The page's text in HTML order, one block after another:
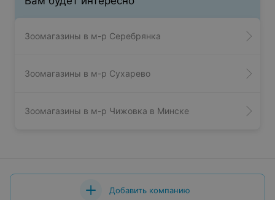
Зоомагазины в м-р Серебрянка
Зоомагазины в м-р Сухарево
Зоомагазины в м-р Чижовка в Минске
Добавить компанию